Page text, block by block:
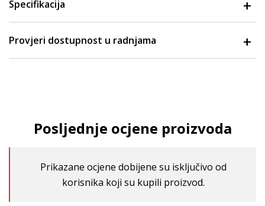
Specifikacija
Provjeri dostupnost u radnjama
Posljednje ocjene proizvoda
Prikazane ocjene dobijene su isključivo od
korisnika koji su kupili proizvod.